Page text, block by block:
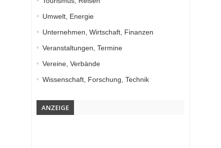
Umwelt, Energie
Unternehmen, Wirtschaft, Finanzen
Veranstaltungen, Termine
Vereine, Verbände
Wissenschaft, Forschung, Technik
ANZEIGE